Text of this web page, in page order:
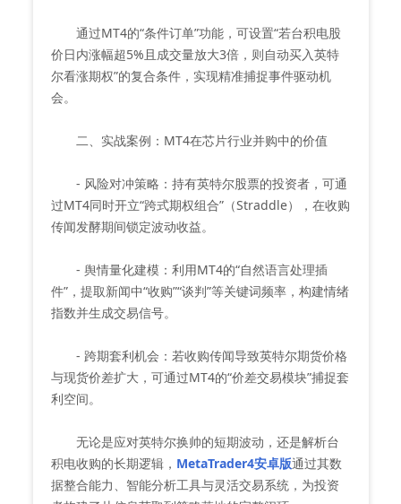
通过MT4的“条件订单”功能，可设置“若台积电股
价日内涨幅超5%且成交量放大3倍，则自动买入英特
尔看涨期权”的复合条件，实现精准捕捉事件驱动机
会。
二、实战案例：MT4在芯片行业并购中的价值
- 风险对冲策略：持有英特尔股票的投资者，可通
过MT4同时开立“跨式期权组合”（Straddle），在收购
传闻发酵期间锁定波动收益。
- 舆情量化建模：利用MT4的“自然语言处理插
件”，提取新闻中“收购”“谈判”等关键词频率，构建情绪
指数并生成交易信号。
- 跨期套利机会：若收购传闻导致英特尔期货价格
与现货价差扩大，可通过MT4的“价差交易模块”捕捉套
利空间。
无论是应对英特尔换帅的短期波动，还是解析台
积电收购的长期逻辑， MetaTrader4安卓版通过其数
据整合能力、智能分析工具与灵活交易系统，为投资